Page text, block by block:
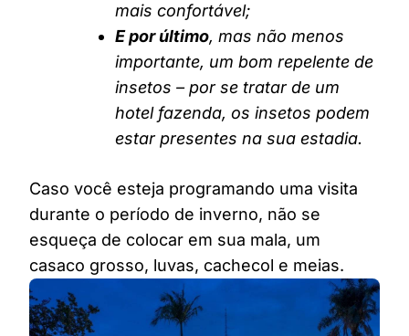
mais confortável;
E por último, mas não menos
importante, um bom repelente de
insetos – por se tratar de um
hotel fazenda, os insetos podem
estar presentes na sua estadia.
Caso você esteja programando uma visita
durante o período de inverno, não se
esqueça de colocar em sua mala, um
casaco grosso, luvas, cachecol e meias.